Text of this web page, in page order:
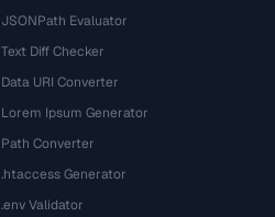
JSONPath Evaluator
Text Diff Checker
Data URI Converter
Lorem Ipsum Generator
Path Converter
.htaccess Generator
.env Validator